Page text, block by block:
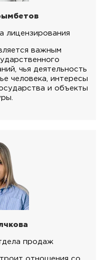
лицензирования
важным
чья деятельность
человека, интересы
и объекты
продаж